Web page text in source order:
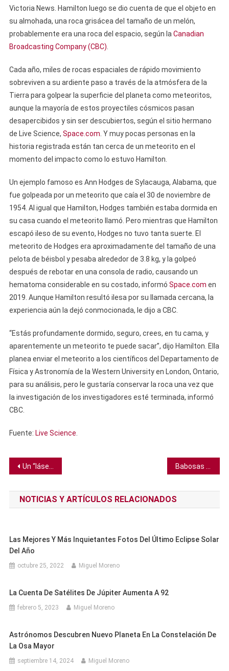
Victoria News. Hamilton luego se dio cuenta de que el objeto en
su almohada, una roca grisácea del tamaño de un melón,
probablemente era una roca del espacio, según la Canadian
Broadcasting Company (CBC)
Cada año, miles de rocas espaciales de rápido movimiento
sobreviven a su ardiente paso a través de la atmósfera de la
Tierra para golpear la superficie del planeta como meteoritos,
aunque la mayoría de estos proyectiles cósmicos pasan
desapercibidos y sin ser descubiertos, según el sitio hermano
de Live Science, Space.com . Y muy pocas personas en la
historia registrada están tan cerca de un meteorito en el
momento del impacto como lo estuvo Hamilton.
Un ejemplo famoso es Ann Hodges de Sylacauga, Alabama, que
fue golpeada por un meteorito que caía el 30 de noviembre de
1954. Al igual que Hamilton, Hodges también estaba dormida en
su casa cuando el meteorito llamó. Pero mientras que Hamilton
escapó ileso de su evento, Hodges no tuvo tanta suerte. El
meteorito de Hodges era aproximadamente del tamaño de una
pelota de béisbol y pesaba alrededor de 3.8 kg, y la golpeó
después de rebotar en una consola de radio, causando un
hematoma considerable en su costado, informó Space.com en
2019. Aunque Hamilton resultó ilesa por su llamada cercana, la
experiencia aún la dejó conmocionada, le dijo a CBC.
“Estás profundamente dormido, seguro, crees, en tu cama, y ​​
aparentemente un meteorito te puede sacar”, dijo Hamilton. Ella
planea enviar el meteorito a los científicos del Departamento de
Física y Astronomía de la Western University en London, Ontario,
para su análisis, pero le gustaría conservar la roca una vez que
la investigación de los investigadores esté terminada, informó
CBC.
Fuente: Live Science
Navegación
de
entradas
Un “láser de agujero negro” podría ayudar a detectar la elusiva radiación Hawking
NOTICIAS Y ARTÍCULOS RELACIONADOS
Las Mejores Y Más Inquietantes Fotos Del Último Eclipse Solar
Del Año
octubre 25, 2022 Miguel Moreno
La Cuenta De Satélites De Júpiter Aumenta A 92
febrero 5, 2023 Miguel Moreno
Astrónomos Descubren Nuevo Planeta En La Constelación De
La Osa Mayor
septiembre 14, 2024 Miguel Moreno